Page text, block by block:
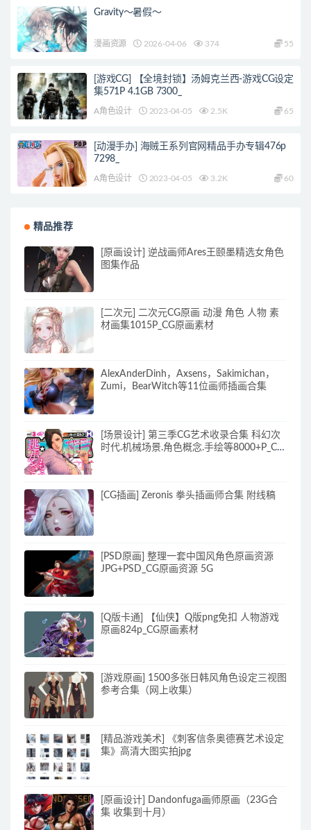
Gravity～暑假～
漫画资源 2026-04-06 374 55
[游戏CG] 【全境封锁】汤姆克兰西-游戏CG设定
集571P 4.1GB 7300_
A角色设计 2023-04-05 2.5K 65
[动漫手办] 海贼王系列官网精品手办专辑476p
7298_
A角色设计 2023-04-05 3.2K 60
精品推荐
[原画设计] 逆战画师Ares王颐墨精选女角色
图集作品
[二次元] 二次元CG原画 动漫 角色 人物 素
材画集1015P_CG原画素材
AlexAnderDinh，Axsens，Sakimichan，
Zumi，BearWitch等11位画师插画合集
[场景设计] 第三季CG艺术收录合集 科幻次
时代.机械场景.角色概念.手绘等8000+P_CG
[CG插画] Zeronis 拳头插画师合集 附线稿
[PSD原画] 整理一套中国风角色原画资源
JPG+PSD_CG原画资源 5G
[Q版卡通] 【仙侠】Q版png免扣 人物游戏
原画824p_CG原画素材
[游戏原画] 1500多张日韩风角色设定三视图
参考合集（网上收集）
[精品游戏美术] 《刺客信条奥德赛艺术设定
集》高清大图实拍jpg
[原画设计] Dandonfuga画师原画（23G合
集 收集到十月）